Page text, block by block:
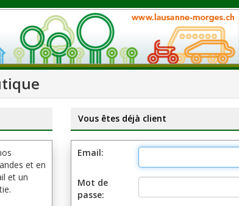
et en
et un
Vous êtes déjà client
Email:
Mot de
passe: